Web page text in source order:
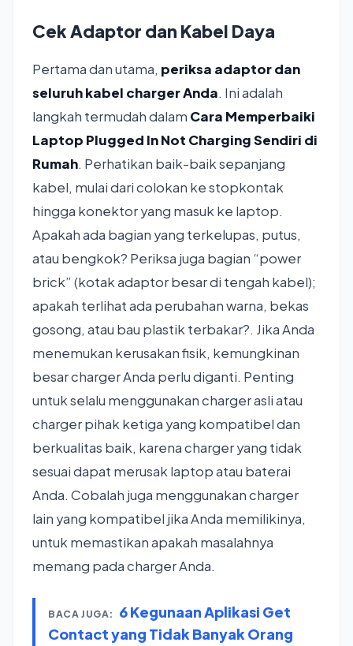
Cek Adaptor dan Kabel Daya
Pertama dan utama, periksa adaptor dan
seluruh kabel charger Anda. Ini adalah
langkah termudah dalam Cara Memperbaiki
Laptop Plugged In Not Charging Sendiri di
Rumah. Perhatikan baik-baik sepanjang
kabel, mulai dari colokan ke stopkontak
hingga konektor yang masuk ke laptop.
Apakah ada bagian yang terkelupas, putus,
atau bengkok? Periksa juga bagian “power
brick” (kotak adaptor besar di tengah kabel);
apakah terlihat ada perubahan warna, bekas
gosong, atau bau plastik terbakar?. Jika Anda
menemukan kerusakan fisik, kemungkinan
besar charger Anda perlu diganti. Penting
untuk selalu menggunakan charger asli atau
charger pihak ketiga yang kompatibel dan
berkualitas baik, karena charger yang tidak
sesuai dapat merusak laptop atau baterai
Anda. Cobalah juga menggunakan charger
lain yang kompatibel jika Anda memilikinya,
untuk memastikan apakah masalahnya
memang pada charger Anda.
BACA JUGA:
6 Kegunaan Aplikasi Get
Contact yang Tidak Banyak Orang